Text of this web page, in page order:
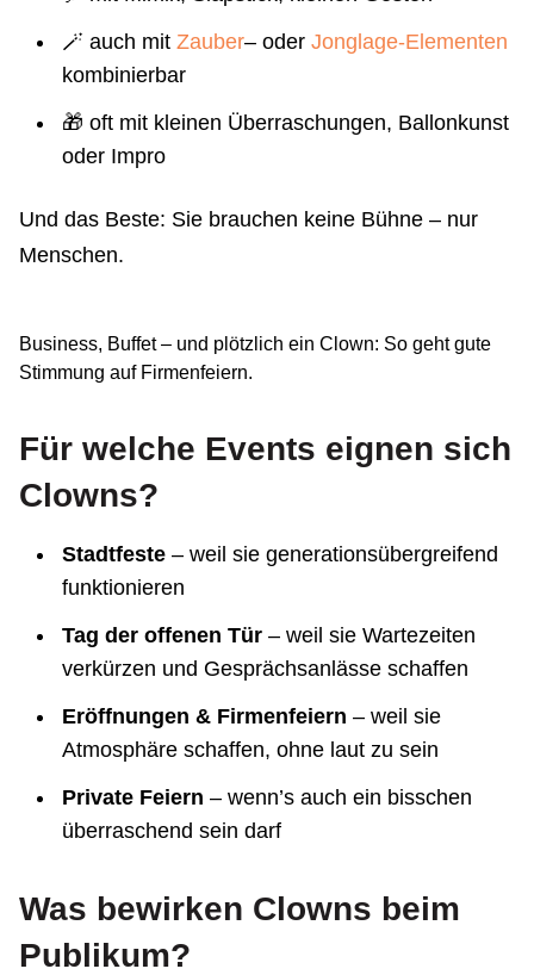
🪄 auch mit Zauber– oder Jonglage-Elementen
kombinierbar
🎁 oft mit kleinen Überraschungen, Ballonkunst
oder Impro
Und das Beste: Sie brauchen keine Bühne – nur
Menschen.
Business, Buffet – und plötzlich ein Clown: So geht gute
Stimmung auf Firmenfeiern.
Für welche Events eignen sich
Clowns?
Stadtfeste – weil sie generationsübergreifend
funktionieren
Tag der offenen Tür – weil sie Wartezeiten
verkürzen und Gesprächsanlässe schaffen
Eröffnungen & Firmenfeiern – weil sie
Atmosphäre schaffen, ohne laut zu sein
Private Feiern – wenn’s auch ein bisschen
überraschend sein darf
Was bewirken Clowns beim
Publikum?